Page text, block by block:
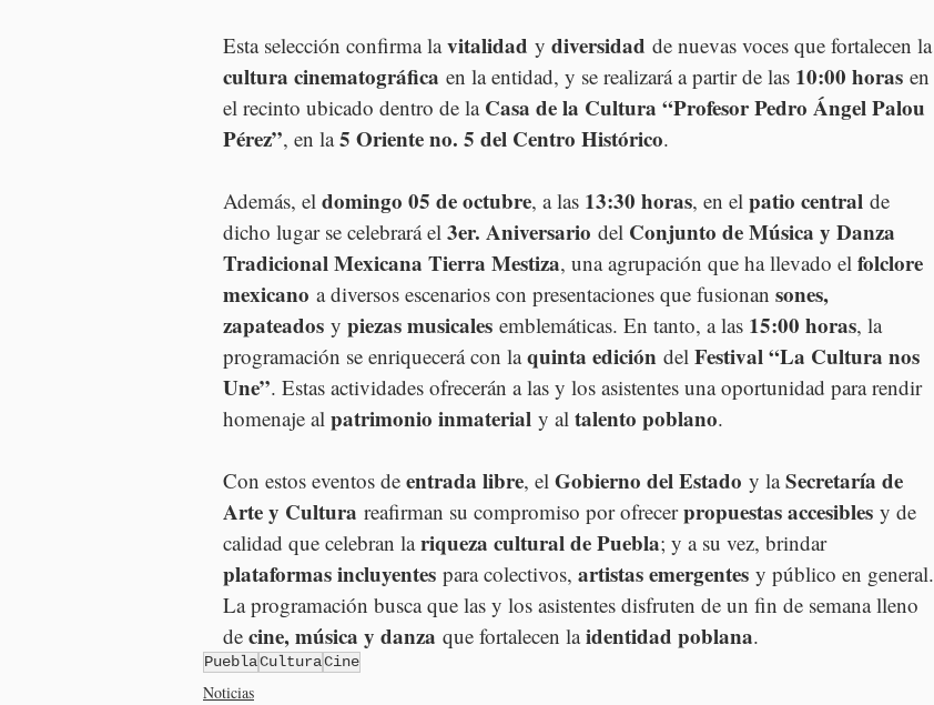
Esta selección confirma la vitalidad y diversidad de nuevas voces que fortalecen la
cultura cinematográfica en la entidad, y se realizará a partir de las 10:00 horas en
el recinto ubicado dentro de la Casa de la Cultura “Profesor Pedro Ángel Palou
Pérez”, en la 5 Oriente no. 5 del Centro Histórico.
Además, el domingo 05 de octubre, a las 13:30 horas, en el patio central de
dicho lugar se celebrará el 3er. Aniversario del Conjunto de Música y Danza
Tradicional Mexicana Tierra Mestiza, una agrupación que ha llevado el folclore
mexicano a diversos escenarios con presentaciones que fusionan sones,
zapateados y piezas musicales emblemáticas. En tanto, a las 15:00 horas, la
programación se enriquecerá con la quinta edición del Festival “La Cultura nos
Une”. Estas actividades ofrecerán a las y los asistentes una oportunidad para rendir
homenaje al patrimonio inmaterial y al talento poblano.
Con estos eventos de entrada libre, el Gobierno del Estado y la Secretaría de
Arte y Cultura reafirman su compromiso por ofrecer propuestas accesibles y de
calidad que celebran la riqueza cultural de Puebla; y a su vez, brindar
plataformas incluyentes para colectivos, artistas emergentes y público en general.
La programación busca que las y los asistentes disfruten de un fin de semana lleno
de cine, música y danza que fortalecen la identidad poblana.
PueblaCulturaCine
Noticias